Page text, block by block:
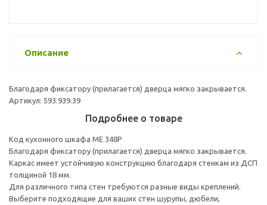
Описание
Благодаря фиксатору (прилагается) дверца мягко закрывается.
Артикул: 593.939.39
Подробнее о товаре
Код кухонного шкафа ME 348P
Благодаря фиксатору (прилагается) дверца мягко закрывается.
Каркас имеет устойчивую конструкцию благодаря стенкам из ДСП
толщиной 18 мм.
Для различного типа стен требуются разные виды креплений.
Выберите подходящие для ваших стен шурупы, дюбели,